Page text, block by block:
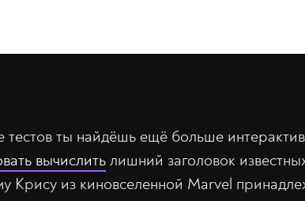
тестов ты найдёшь ещё больше
вычислить лишний заголовок
Крису из киновселенной Marvel